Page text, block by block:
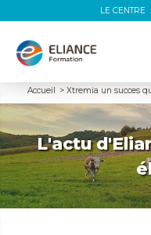
LE CENTRE
Accueil > Xtremia un succes
L'actu